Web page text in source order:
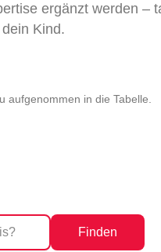
ergänzt werden –
Kind.
in die Tabelle.
Finden